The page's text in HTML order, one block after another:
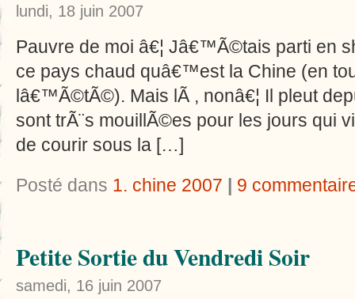
lundi, 18 juin 2007
Pauvre de moi â€¦ Jâ€™Ã©tais parti en
ce pays chaud quâ€™est la Chine (en
lâ€™Ã©tÃ©). Mais lÃ , nonâ€¦ Il pleut
sont trÃ¨s mouillÃ©es pour les jours qui
de courir sous la […]
Posté dans 1. chine 2007 | 9
Petite Sortie du Vendredi Soir
samedi, 16 juin 2007